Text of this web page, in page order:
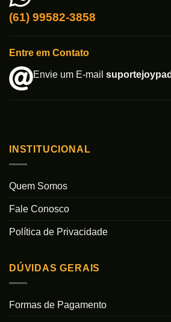
(61) 99582-3858
Entre em Contato
Envie um E-mail
INSTITUCIONAL
Quem Somos
Fale Conosco
Política de Privacidade
DÚVIDAS GERAIS
Formas de Pagamento